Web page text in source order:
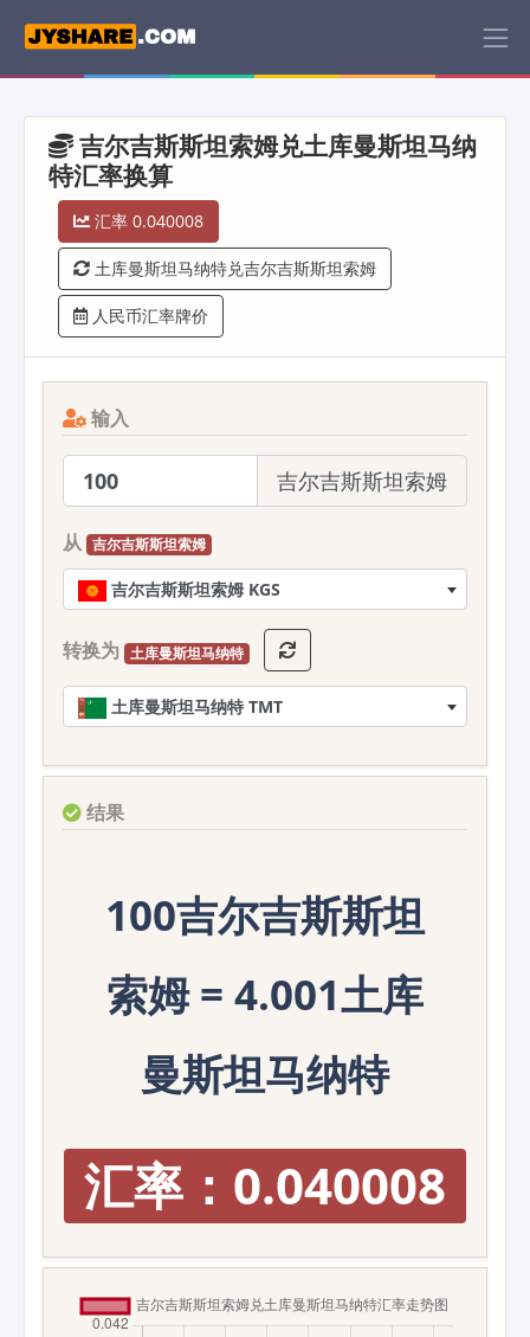
吉尔吉斯斯坦索姆兑土库曼斯坦马纳
特汇率换算
汇率 0.040008
土库曼斯坦马纳特兑吉尔吉斯斯坦索姆
人民币汇率牌价
输入
吉尔吉斯斯坦索姆
从 吉尔吉斯斯坦索姆
吉尔吉斯斯坦索姆 KGS
转换为 土库曼斯坦马纳特
土库曼斯坦马纳特 TMT
结果
100吉尔吉斯斯坦
索姆 = 4.001土库
曼斯坦马纳特
汇率：0.040008